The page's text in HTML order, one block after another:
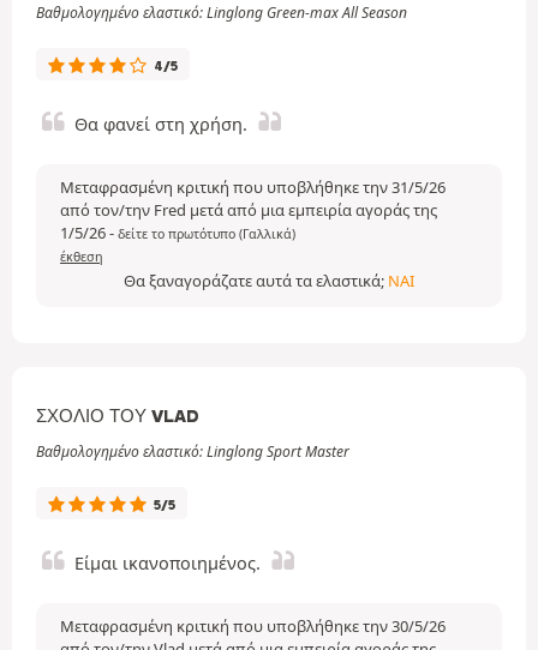
Βαθμολογημένο ελαστικό: Linglong Green-max All Season
4/5
Θα φανεί στη χρήση.
Μεταφρασμένη κριτική που υποβλήθηκε την 31/5/26
από τον/την Fred μετά από μια εμπειρία αγοράς της
1/5/26- δείτε το πρωτότυπο (Γαλλικά)
έκθεση
Θα ξαναγοράζατε αυτά τα ελαστικά; ΝΑΙ
ΣΧΌΛΙΟ ΤΟΥ VLAD
Βαθμολογημένο ελαστικό: Linglong Sport Master
5/5
Είμαι ικανοποιημένος.
Μεταφρασμένη κριτική που υποβλήθηκε την 30/5/26